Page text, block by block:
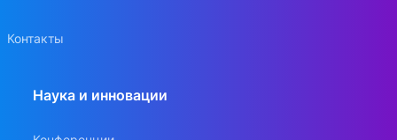
Контакты
Наука и инновации